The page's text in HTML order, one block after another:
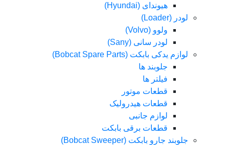
هیوندای (Hyundai)
لودر (Loader)
ولوو (Volvo)
لودر سانی (Sany)
لوازم یدکی بابکت (Bobcat Spare Parts)
جلوبند ها
فیلتر ها
قطعات موتور
قطعات هیدرولیک
لوازم جانبی
قطعات برقی بابکت
جلوبند جارو بابکت (Bobcat Sweeper)